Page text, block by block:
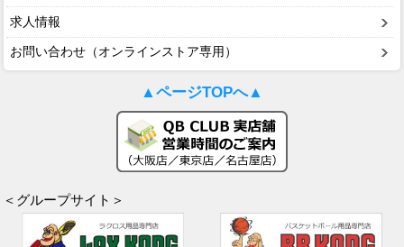
求人情報
お問い合わせ（オンラインストア専用）
▲ページTOPへ▲
＜グループサイト＞